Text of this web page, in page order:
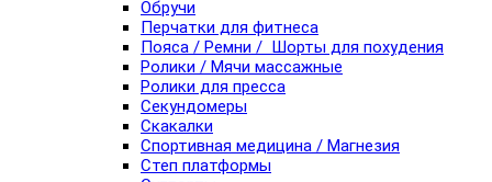
Обручи
Перчатки для фитнеса
Пояса / Ремни / Шорты для похудения
Ролики / Мячи массажные
Ролики для пресса
Секундомеры
Скакалки
Спортивная медицина / Магнезия
Степ платформы